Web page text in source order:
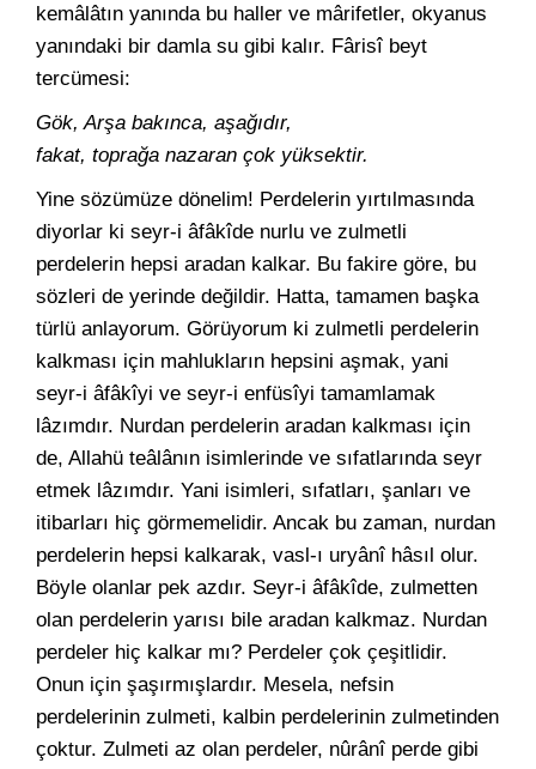
kemâlâtın yanında bu haller ve mârifetler, okyanus
yanındaki bir damla su gibi kalır. Fârisî beyt
tercümesi:
Gök, Arşa bakınca, aşağıdır,
fakat, toprağa nazaran çok yüksektir.
Yine sözümüze dönelim! Perdelerin yırtılmasında
diyorlar ki seyr-i âfâkîde nurlu ve zulmetli
perdelerin hepsi aradan kalkar. Bu fakire göre, bu
sözleri de yerinde değildir. Hatta, tamamen başka
türlü anlayorum. Görüyorum ki zulmetli perdelerin
kalkması için mahlukların hepsini aşmak, yani
seyr-i âfâkîyi ve seyr-i enfüsîyi tamamlamak
lâzımdır. Nurdan perdelerin aradan kalkması için
de, Allahü teâlânın isimlerinde ve sıfatlarında seyr
etmek lâzımdır. Yani isimleri, sıfatları, şanları ve
itibarları hiç görmemelidir. Ancak bu zaman, nurdan
perdelerin hepsi kalkarak, vasl-ı uryânî hâsıl olur.
Böyle olanlar pek azdır. Seyr-i âfâkîde, zulmetten
olan perdelerin yarısı bile aradan kalkmaz. Nurdan
perdeler hiç kalkar mı? Perdeler çok çeşitlidir.
Onun için şaşırmışlardır. Mesela, nefsin
perdelerinin zulmeti, kalbin perdelerinin zulmetinden
çoktur. Zulmeti az olan perdeler, nûrânî perde gibi